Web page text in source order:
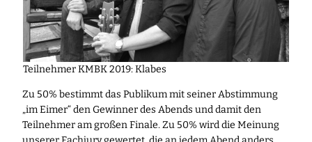
Teilnehmer KMBK 2019: Klabes
Zu 50% bestimmt das Publikum mit seiner Abstimmung
„im Eimer“ den Gewinner des Abends und damit den
Teilnehmer am großen Finale. Zu 50% wird die Meinung